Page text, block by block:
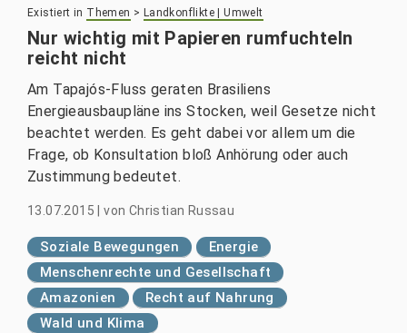
Existiert in Themen > Landkonflikte | Umwelt
Nur wichtig mit Papieren rumfuchteln
reicht nicht
Am Tapajós-Fluss geraten Brasiliens
Energieausbaupläne ins Stocken, weil Gesetze nicht
beachtet werden. Es geht dabei vor allem um die
Frage, ob Konsultation bloß Anhörung oder auch
Zustimmung bedeutet.
13.07.2015 |von Christian Russau
Soziale Bewegungen
Energie
Menschenrechte und Gesellschaft
Amazonien
Recht auf Nahrung
Wald und Klima